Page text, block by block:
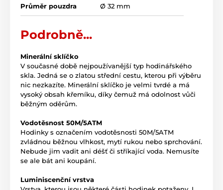
Průměr pouzdra Ø 32 mm
Podrobně...
Minerální sklíčko
V současné době nejpoužívanější typ hodinářského
skla. Jedná se o zlatou střední cestu, kterou při výběru
nic nezkazíte. Minerální sklíčko je velmi tvrdé a má
vysoký obsah křemíku, díky čemuž má odolnost vůči
běžným oděrům.
Vodotěsnost 50M/5ATM
Hodinky s označením vodotěsnosti 50M/5ATM
zvládnou běžnou vlhkost, mytí rukou nebo sprchování.
Nebude jim vadit ani déšť či stříkající voda. Nemusíte
se ale bát ani koupání.
Luminiscenční vrstva